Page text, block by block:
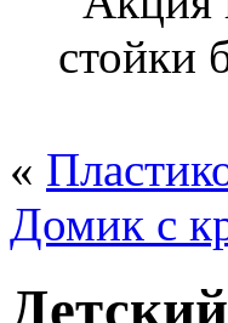
стойки
«
Домик с